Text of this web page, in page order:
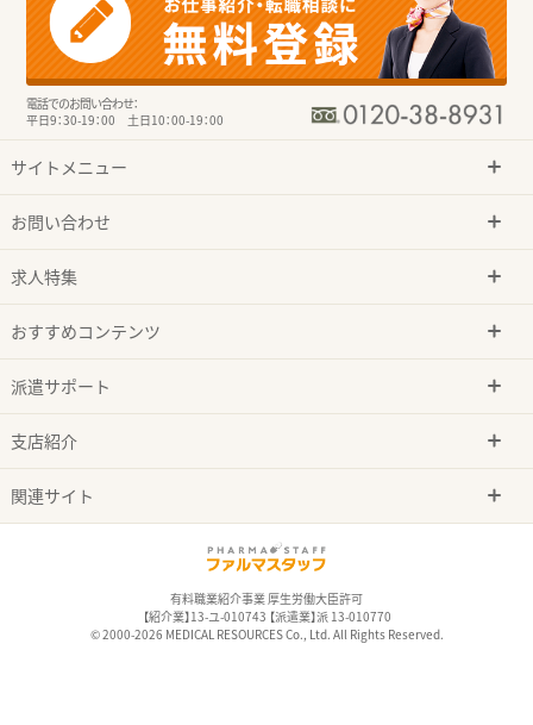
電話でのお問い合わせ：
平日9：30-19：00 土日10：00-19：00
サイトメニュー
お問い合わせ
求人特集
おすすめコンテンツ
派遣サポート
支店紹介
関連サイト
有料職業紹介事業 厚生労働大臣許可
【紹介業】13-ユ-010743 【派遣業】派 13-010770
© 2000-2026 MEDICAL RESOURCES Co., Ltd. All Rights Reserved.